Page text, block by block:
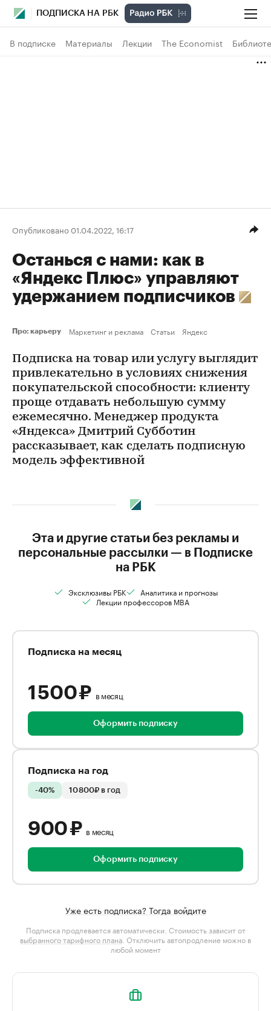
ПОДПИСКА НА РБК
В подписке Материалы Лекции The Economist
Опубликовано 01.04.2022, 16:17
Останься с нами: как в
«Яндекс Плюс» управляют
удержанием подписчиков
Про: карьеру Маркетинг и реклама Статьи Яндекс
Подписка на товар или услугу выглядит
привлекательно в условиях снижения
покупательской способности: клиенту
проще отдавать небольшую сумму
ежемесячно. Менеджер продукта
«Яндекса» Дмитрий Субботин
рассказывает, как сделать подписную
модель эффективной
Эта и другие статьи без рекламы и
персональные рассылки — в Подписке
на РБК
Эксклюзивы РБК
Аналитика и прогнозы
Лекции профессоров MBA
Подписка на месяц
1 500 ₽ в месяц
Оформить подписку
Подписка на год
-40% 10 800₽ в год
900 ₽ в месяц
Оформить подписку
Уже есть подписка? Тогда войдите
Подписка продлевается автоматически. Стоимость зависит от
выбранного тарифного плана . Отключить автопродление можно в
любой момент